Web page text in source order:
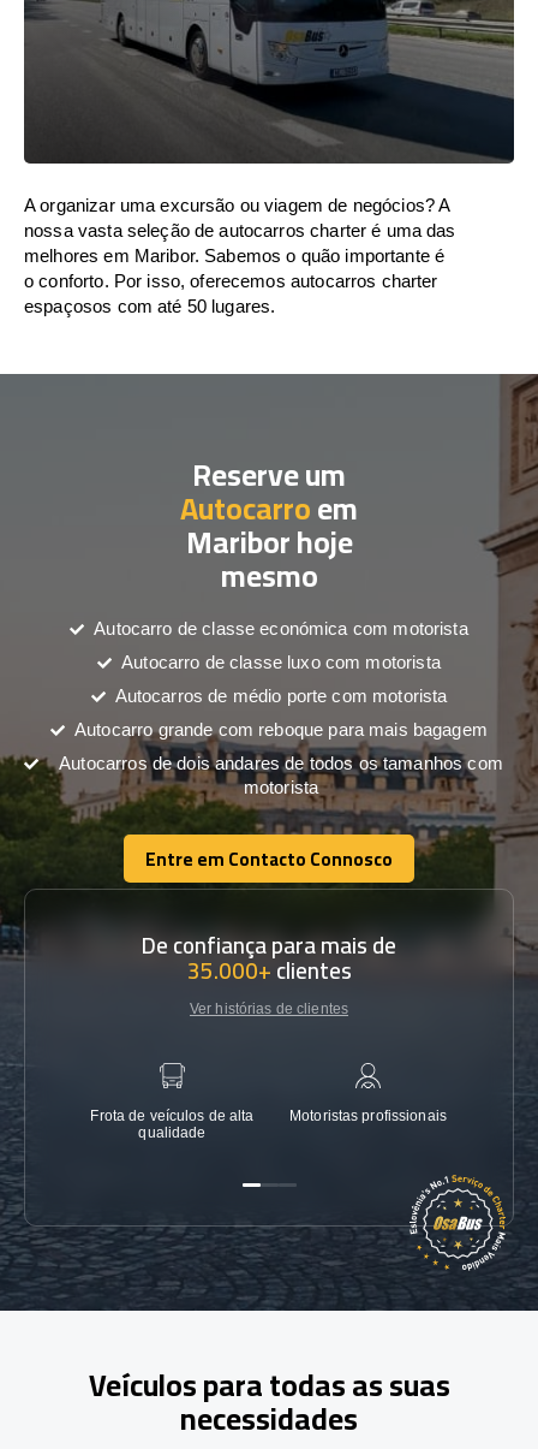
A organizar uma excursão ou viagem de negócios? A
nossa vasta seleção de autocarros charter é uma das
melhores em Maribor. Sabemos o quão importante é
o conforto. Por isso, oferecemos autocarros charter
espaçosos com até 50 lugares.
Reserve um
Autocarroem
Maribor hoje
mesmo
Autocarro de classe económica com motorista
Autocarro de classe luxo com motorista
Autocarros de médio porte com motorista
Autocarro grande com reboque para mais bagagem
Autocarros de dois andares de todos os tamanhos com
motorista
Entre em Contacto Connosco
Entre em Contacto Connosco
De confiança para mais de
35.000+clientes
Ver histórias de clientes
Frota de veículos de alta
qualidade
Motoristas profissionais
Veículos para todas as suas
necessidades